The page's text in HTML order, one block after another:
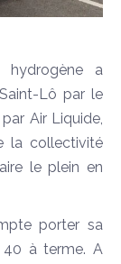
hydrogène a
Lô par le
Air Liquide,
la collectivité
le plein en
porter sa
40 à terme. A